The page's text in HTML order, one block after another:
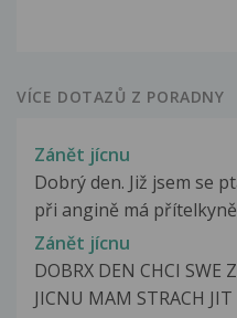
VÍCE DOTAZŮ Z PORADNY
Zánět jícnu
Dobrý den. Již jsem se
při angině má
Zánět jícnu
DOBRX DEN CHCI SWE
JICNU MAM STRACH